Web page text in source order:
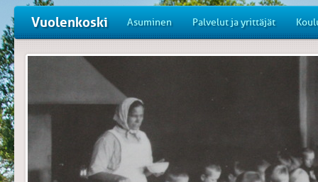
Vuolenkoski Asuminen Palvelut ja yrittäjät